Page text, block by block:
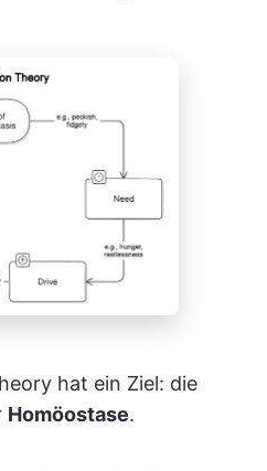
hat ein Ziel: die
Homöostase.